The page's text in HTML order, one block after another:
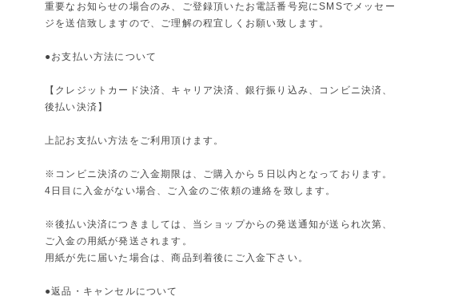
重要なお知らせの場合のみ、ご登録頂いたお電話番号宛にSMSでメッセー
ジを送信致しますので、ご理解の程宜しくお願い致します。
●お支払い方法について
【クレジットカード決済、キャリア決済、銀行振り込み、コンビニ決済、
後払い決済】
上記お支払い方法をご利用頂けます。
※コンビニ決済のご入金期限は、ご購入から５日以内となっております。
4日目に入金がない場合、ご入金のご依頼の連絡を致します。
※後払い決済につきましては、当ショップからの発送通知が送られ次第、
ご入金の用紙が発送されます。
用紙が先に届いた場合は、商品到着後にご入金下さい。
●返品・キャンセルについて